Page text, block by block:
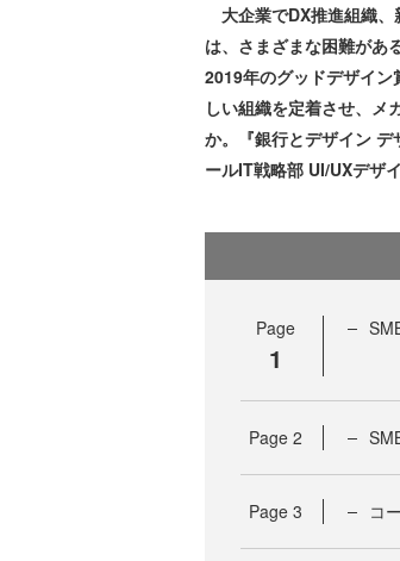
大企業でDX推進組織、
は、さまざまな困難があ
2019年のグッドデザイ
しい組織を定着させ、メ
か。『銀行とデザイン
ールIT戦略部 UI/UXデザ
Page
1
Page 2
Page 3 コ